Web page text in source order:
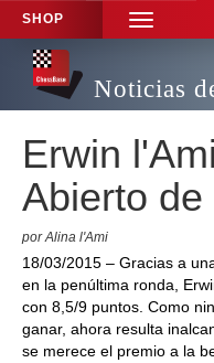
SHOP
TOGGLE
Noticias
Erwin
Abierto
por Alina l'Ami
18/03/2015 – Gracias a
en la penúltima ronda,
con 8,5/9 puntos. Como
ganar, ahora resulta
se merece el premio a la